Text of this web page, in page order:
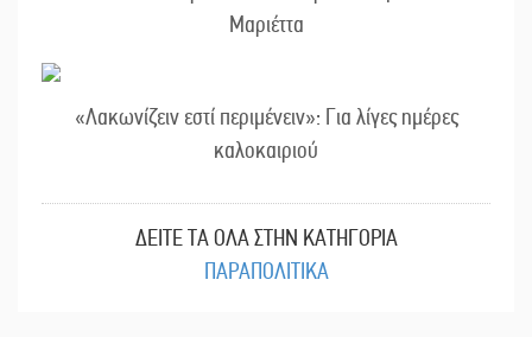
Μαριέττα
«Λακωνίζειν εστί περιμένειν»: Για λίγες ημέρες
καλοκαιριού
ΔΕΙΤΕ ΤΑ ΟΛΑ ΣΤΗΝ ΚΑΤΗΓΟΡΙΑ
ΠΑΡΑΠΟΛΙΤΙΚΑ